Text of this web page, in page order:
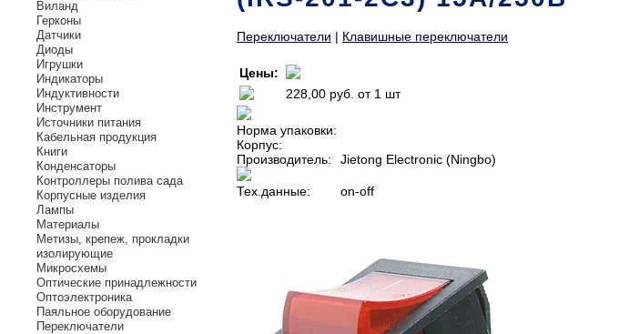
Виланд
Герконы
Датчики
Диоды
Игрушки
Индикаторы
Индуктивности
Инструмент
Источники питания
Кабельная продукция
Книги
Конденсаторы
Контроллеры полива сада
Корпусные изделия
Лампы
Материалы
Метизы, крепеж, прокладки
изолирующие
Микросхемы
Оптические принадлежности
Оптоэлектроника
Паяльное оборудование
Переключатели
Переключатели | Клавишные переключатели
Цены:
228,00 руб. от 1 шт
Норма упаковки:
Корпус:
Производитель:
Jietong Electronic (Ningbo)
Тех.данные: on-off